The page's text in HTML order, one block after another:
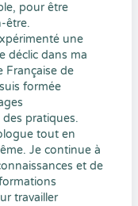
pour être
être.
une
déclic dans ma
Française de
formée
pratiques.
tout en
Je continue à
et de
travailler